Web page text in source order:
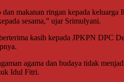
makanan ringan kepada
sesama,” ujar Srimulyani.
kasih kepada JPKPN DPC
agama dan budaya tidak
Idul Fitri.